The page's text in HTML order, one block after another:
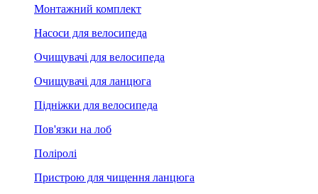
Монтажний комплект
Насоси для велосипеда
Очищувачі для велосипеда
Очищувачі для ланцюга
Підніжки для велосипеда
Пов'язки на лоб
Поліролі
Пристрою для чищення ланцюга